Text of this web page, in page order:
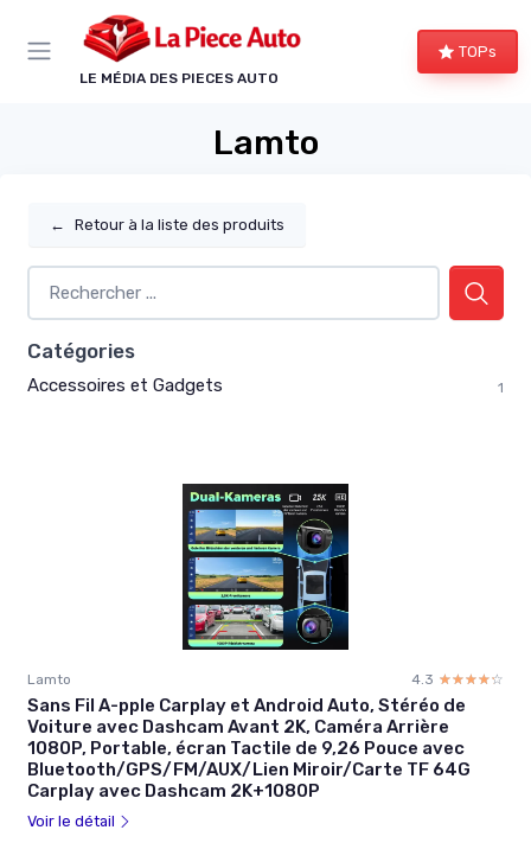
LE MÉDIA DES PIECES AUTO
TOPs
Lamto
← Retour à la liste des produits
Catégories
Accessoires et Gadgets 1
Lamto 4.3 ☆☆☆☆☆
★★★★★
Sans Fil A-pple Carplay et Android Auto, Stéréo de
Voiture avec Dashcam Avant 2K, Caméra Arrière
1080P, Portable, écran Tactile de 9,26 Pouce avec
Bluetooth/GPS/FM/AUX/Lien Miroir/Carte TF 64G
Carplay avec Dashcam 2K+1080P
Voir le détail
Panneau de gestion des cookies